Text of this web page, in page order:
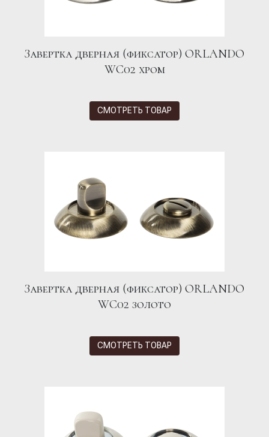
Завертка дверная (фиксатор) ORLANDO
WC02 хром
СМОТРЕТЬ ТОВАР
Завертка дверная (фиксатор) ORLANDO
WC02 золото
СМОТРЕТЬ ТОВАР